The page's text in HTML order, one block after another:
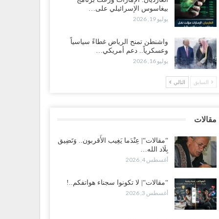
بعد اقتحام منزل شيخ بارز.. قبائل الصحراء
تبدأ احتشاداً على الحدود السعودية..!
2, 2026
غضبٍ جنوباً.. دعوات لإغلاق مطرح فدغم مع تحوله من
للتجنيد إلى ساحة لتصفية قادة التحالف..!
2, 2026
لإشعال حرب..!
تغييرات سعودية بصفوف قيادة “درع الوطن”
بالعبر.. هل بدأت الرياض إعادة هيكلة فصائلها بعد…
بيغاسوس الإسرائيلي على…
يوليو 19, 2026
واشنطن تمنح الرياض غطاءً سياسياً
وعسكرياً.. دعم أمريكي…
يوليو 16, 2026
السابق التالي
مقالات
“مقالات“| عِنْدَما يَغِيب الأَقربون.. وَتَضِيق
بِلَاد الله…
أغسطس 4, 2026
“مقالات“| لا تكونوا سجناء هواتفكم..!
أغسطس 3, 2026